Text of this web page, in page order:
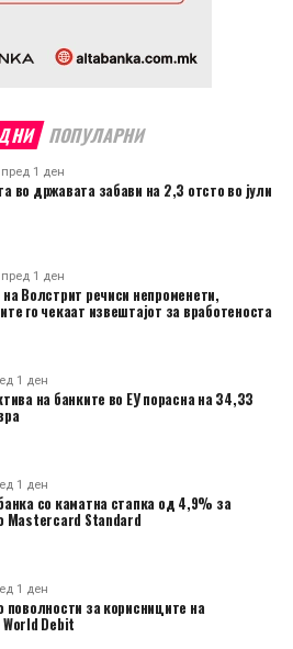
ПОПУЛАРНИ
пред 1 ден
во државата забави на 2,3 отсто во јули
пред 1 ден
Волстрит речиси непроменети,
го чекаат извештајот за вработеноста
1 ден
на банките во ЕУ порасна на 34,33
1 ден
со каматна стапка од 4,9% за
Mastercard Standard
1 ден
поволности за корисниците на
Debit